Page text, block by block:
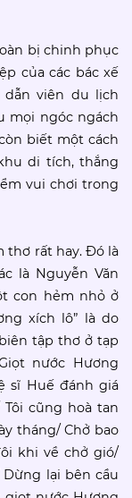
bị chinh phục
của các bác xế
viên du lịch
mọi ngóc ngách
biết một cách
di tích, thắng
vui chơi trong
thơ rất hay. Ðó là
là Nguyễn Văn
con hẻm nhỏ ở
xích lô” là do
tập thơ ở tạp
nước Hương
sĩ Huế đánh giá
cũng hoà tan
tháng/ Chở bao
khi về chở gió/
lại bên cầu